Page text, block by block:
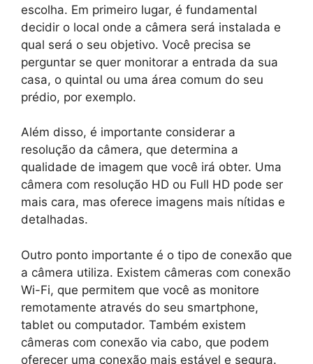
escolha. Em primeiro lugar, é fundamental
decidir o local onde a câmera será instalada e
qual será o seu objetivo. Você precisa se
perguntar se quer monitorar a entrada da sua
casa, o quintal ou uma área comum do seu
prédio, por exemplo.
Além disso, é importante considerar a
resolução da câmera, que determina a
qualidade de imagem que você irá obter. Uma
câmera com resolução HD ou Full HD pode ser
mais cara, mas oferece imagens mais nítidas e
detalhadas.
Outro ponto importante é o tipo de conexão que
a câmera utiliza. Existem câmeras com conexão
Wi-Fi, que permitem que você as monitore
remotamente através do seu smartphone,
tablet ou computador. Também existem
câmeras com conexão via cabo, que podem
oferecer uma conexão mais estável e segura.